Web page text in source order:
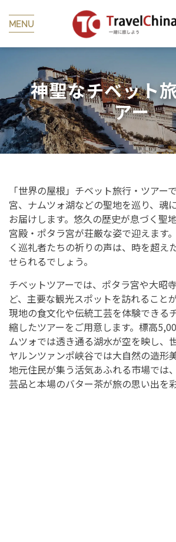
MENU
神聖なチベット
アー
「世界の屋根」チベット旅行・ツアー
宮、ナムツォ湖などの聖地を巡り、魂
お届けします。悠久の歴史が息づく聖
宮殿・ポタラ宮が荘厳な姿で迎えます
く巡礼者たちの祈りの声は、時を超え
せられるでしょう。
チベットツアーでは、ポタラ宮や大昭
ど、主要な観光スポットを訪れること
現地の食文化や伝統工芸を体験できる
縮したツアーをご用意します。標高
ムツォでは透き通る湖水が空を映し、
ヤルンツァンポ峡谷では大自然の造形
地元住民が集う活気あふれる市場では
芸品と本場のバター茶が旅の思い出を彩